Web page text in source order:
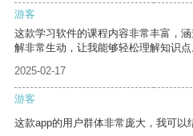
游客
这款学习软件的课程内容非常丰富，
解非常生动，让我能够轻松理解知识点
2025-02-17
游客
这款app的用户群体非常庞大，我可以